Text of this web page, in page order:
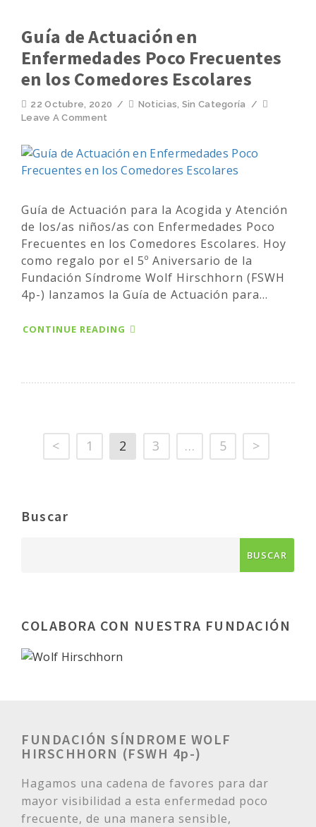
Guía de Actuación en
Enfermedades Poco Frecuentes
en los Comedores Escolares
22 Octubre, 2020 / Noticias, Sin Categoría /
Leave A Comment
Guía de Actuación para la Acogida y Atención
de los/as niños/as con Enfermedades Poco
Frecuentes en los Comedores Escolares. Hoy
como regalo por el 5º Aniversario de la
Fundación Síndrome Wolf Hirschhorn (FSWH
4p-) lanzamos la Guía de Actuación para...
CONTINUE READING
< 1 2 3 … 5 >
Buscar
COLABORA CON NUESTRA FUNDACIÓN
FUNDACIÓN SÍNDROME WOLF
HIRSCHHORN (FSWH 4p-)
Hagamos una cadena de favores para dar
mayor visibilidad a esta enfermedad poco
frecuente, de una manera sensible,